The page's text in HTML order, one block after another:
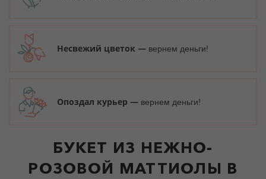
Несвежий цветок — вернем деньги!
Опоздал курьер — вернем деньги!
БУКЕТ ИЗ НЕЖНО-
РОЗОВОЙ МАТТИОЛЫ В